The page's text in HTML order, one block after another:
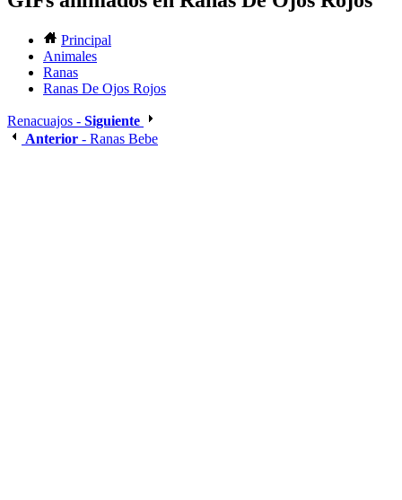
Principal
Animales
Ranas
Ranas De Ojos Rojos
Renacuajos - Siguiente
Anterior - Ranas Bebe